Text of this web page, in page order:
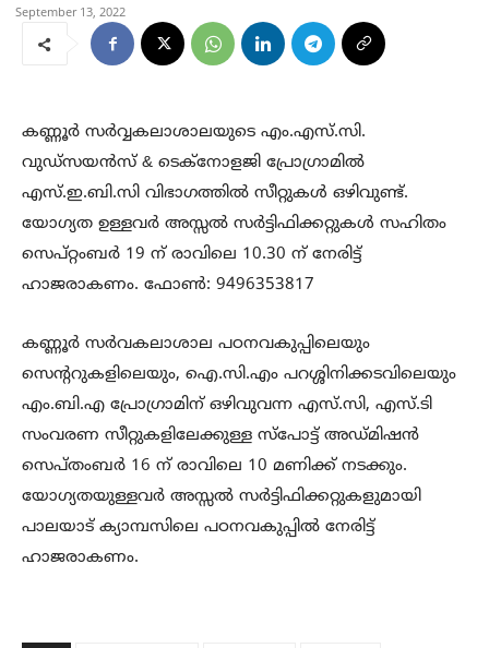
September 13, 2022
കണ്ണൂർ സർവ്വകലാശാലയുടെ എം.എസ്.സി.
വുഡ്സയൻസ് & ടെക്നോളജി പ്രോഗ്രാമിൽ
എസ്.ഇ.ബി.സി വിഭാഗത്തിൽ സീറ്റുകൾ ഒഴിവുണ്ട്.
യോഗ്യത ഉള്ളവർ അസ്സൽ സർട്ടിഫിക്കറ്റുകൾ സഹിതം
സെപ്റ്റംബർ 19 ന് രാവിലെ 10.30 ന് നേരിട്ട്
ഹാജരാകണം. ഫോൺ: 9496353817
കണ്ണൂർ സർവകലാശാല പഠനവകുപ്പിലെയും
സെന്ററുകളിലെയും, ഐ.സി.എം പറശ്ശിനിക്കടവിലെയും
എം.ബി.എ പ്രോഗ്രാമിന് ഒഴിവുവന്ന എസ്.സി, എസ്.ടി
സംവരണ സീറ്റുകളിലേക്കുള്ള സ്പോട്ട് അഡ്മിഷൻ
സെപ്തംബർ 16 ന് രാവിലെ 10 മണിക്ക് നടക്കും.
യോഗ്യതയുള്ളവർ അസ്സൽ സർട്ടിഫിക്കറ്റുകളുമായി
പാലയാട് ക്യാമ്പസിലെ പഠനവകുപ്പിൽ നേരിട്ട്
ഹാജരാകണം.